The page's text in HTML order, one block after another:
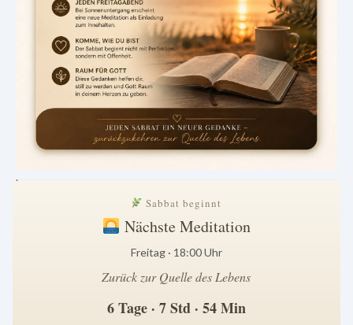
.
Sabbat beginnt
Nächste Meditation
Freitag · 18:00 Uhr
Zurück zur Quelle des Lebens
6 Tage · 7 Std · 54 Min